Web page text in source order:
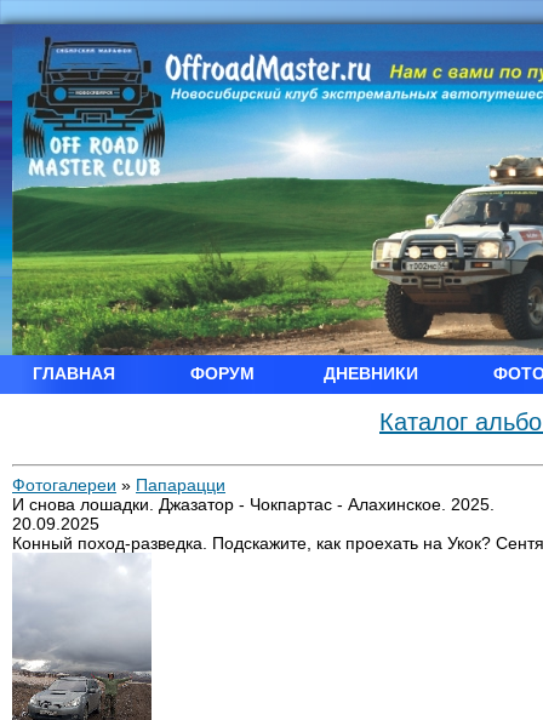
ГЛАВНАЯ ФОРУМ ДНЕВНИКИ
Каталог
Фотогалереи » Папарацци
И снова лошадки. Джазатор - Чокпартас - Алахинское. 2025.
20.09.2025
Конный поход-разведка. Подскажите, как проехать на Укок?